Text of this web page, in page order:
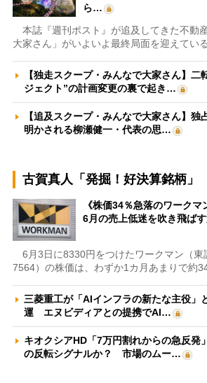
ら…
本誌『週刊ポスト』が追及してきた不動
大家さん」がいよいよ最終局面を迎えてい
【独走スクープ・みんなで大家さん】二
ジェクト”の計画変更の裏で起き…
【追及スクープ・みんなで大家さん】独
明かされる柳瀬健一・代表の思…
古賀真人「発掘！好決算銘柄」
《株価34％急落のワークマ
6月の売上低迷を吹き飛ば
6月3日に8330円をつけたワークマン（東
7564）の株価は、わずか1カ月あまりで約
三菱重工が「AIインフラの新たな主役」
運 エヌビディアとの提携でAI…
キオクシアHD「7万円割れからの急反発
の反転シグナルか？ 市場のムー…